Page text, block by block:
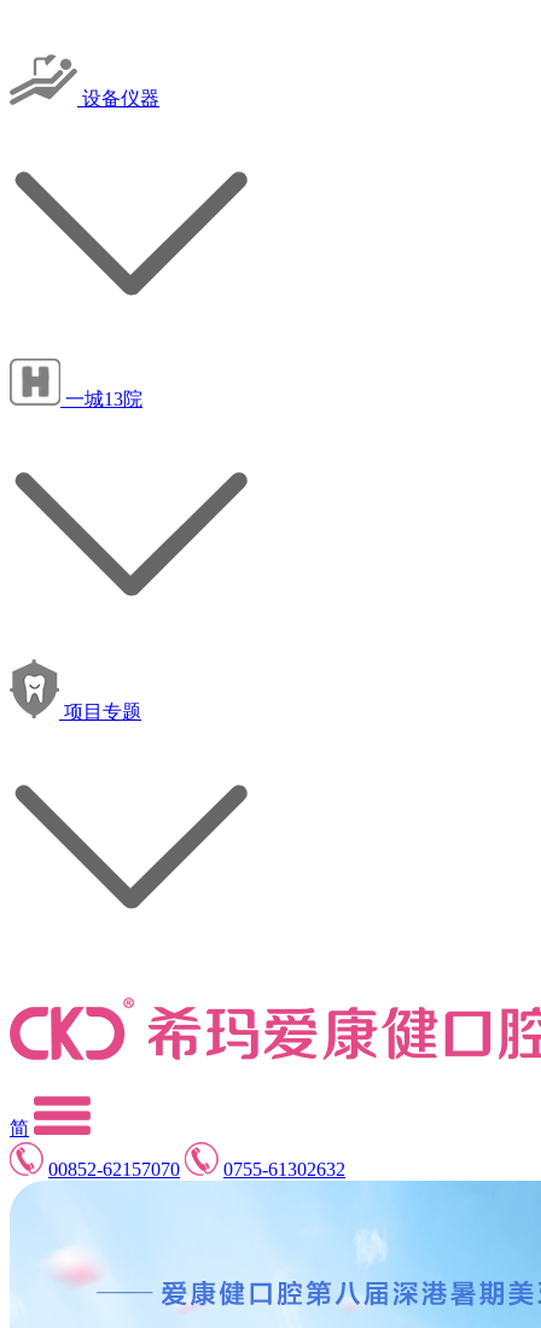
设备仪器
一城13院
项目专题
简
00852-62157070
0755-61302632